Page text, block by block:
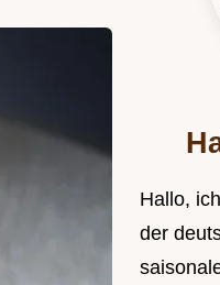
Hallo,
der